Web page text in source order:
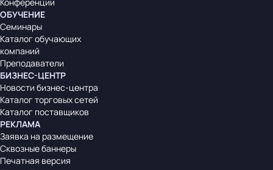
ОБУЧЕНИЕ
Семинары
Каталог обучающих
компаний
Преподаватели
БИЗНЕС-ЦЕНТР
Новости бизнес-центра
Каталог торговых сетей
Каталог поставщиков
РЕКЛАМА
Заявка на размещение
Сквозные баннеры
Печатная версия